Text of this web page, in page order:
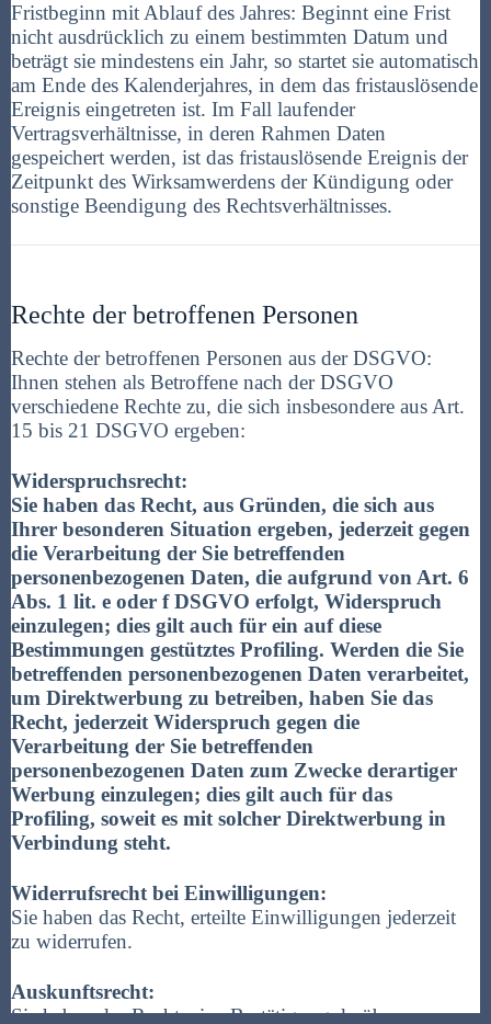
Fristbeginn mit Ablauf des Jahres: Beginnt eine Frist
nicht ausdrücklich zu einem bestimmten Datum und
beträgt sie mindestens ein Jahr, so startet sie automatisch
am Ende des Kalenderjahres, in dem das fristauslösende
Ereignis eingetreten ist. Im Fall laufender
Vertragsverhältnisse, in deren Rahmen Daten
gespeichert werden, ist das fristauslösende Ereignis der
Zeitpunkt des Wirksamwerdens der Kündigung oder
sonstige Beendigung des Rechtsverhältnisses.
Rechte der betroffenen Personen
Rechte der betroffenen Personen aus der DSGVO:
Ihnen stehen als Betroffene nach der DSGVO
verschiedene Rechte zu, die sich insbesondere aus Art.
15 bis 21 DSGVO ergeben:
Widerspruchsrecht:
Sie haben das Recht, aus Gründen, die sich aus
Ihrer besonderen Situation ergeben, jederzeit gegen
die Verarbeitung der Sie betreffenden
personenbezogenen Daten, die aufgrund von Art. 6
Abs. 1 lit. e oder f DSGVO erfolgt, Widerspruch
einzulegen; dies gilt auch für ein auf diese
Bestimmungen gestütztes Profiling. Werden die Sie
betreffenden personenbezogenen Daten verarbeitet,
um Direktwerbung zu betreiben, haben Sie das
Recht, jederzeit Widerspruch gegen die
Verarbeitung der Sie betreffenden
personenbezogenen Daten zum Zwecke derartiger
Werbung einzulegen; dies gilt auch für das
Profiling, soweit es mit solcher Direktwerbung in
Verbindung steht.
Widerrufsrecht bei Einwilligungen:
Sie haben das Recht, erteilte Einwilligungen jederzeit
zu widerrufen.
Auskunftsrecht:
Sie haben das Recht, eine Bestätigung darüber zu